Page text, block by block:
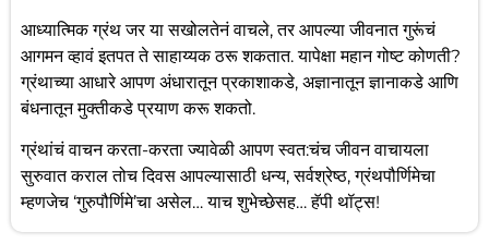
आध्यात्मिक ग्रंथ जर या सखोलतेनं वाचले, तर आपल्या जीवनात गुरूंचं
आगमन व्हावं इतपत ते साहाय्यक ठरू शकतात. यापेक्षा महान गोष्ट कोणती?
ग्रंथाच्या आधारे आपण अंधारातून प्रकाशाकडे, अज्ञानातून ज्ञानाकडे आणि
बंधनातून मुक्तीकडे प्रयाण करू शकतो.
ग्रंथांचं वाचन करता-करता ज्यावेळी आपण स्वत:चंच जीवन वाचायला
सुरुवात कराल तोच दिवस आपल्यासाठी धन्य, सर्वश्रेष्ठ, ग्रंथपौर्णिमेचा
म्हणजेच ‘गुरुपौर्णिमे’चा असेल… याच शुभेच्छेसह… हॅपी थॉट्स!